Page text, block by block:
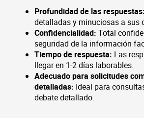
Profundidad de las respuestas:
detalladas y minuciosas a sus
Confidencialidad: Total
seguridad de la información
Tiempo de respuesta: Las
llegar en 1-2 días laborables.
Adecuado para solicitudes
detalladas: Ideal para
debate detallado.